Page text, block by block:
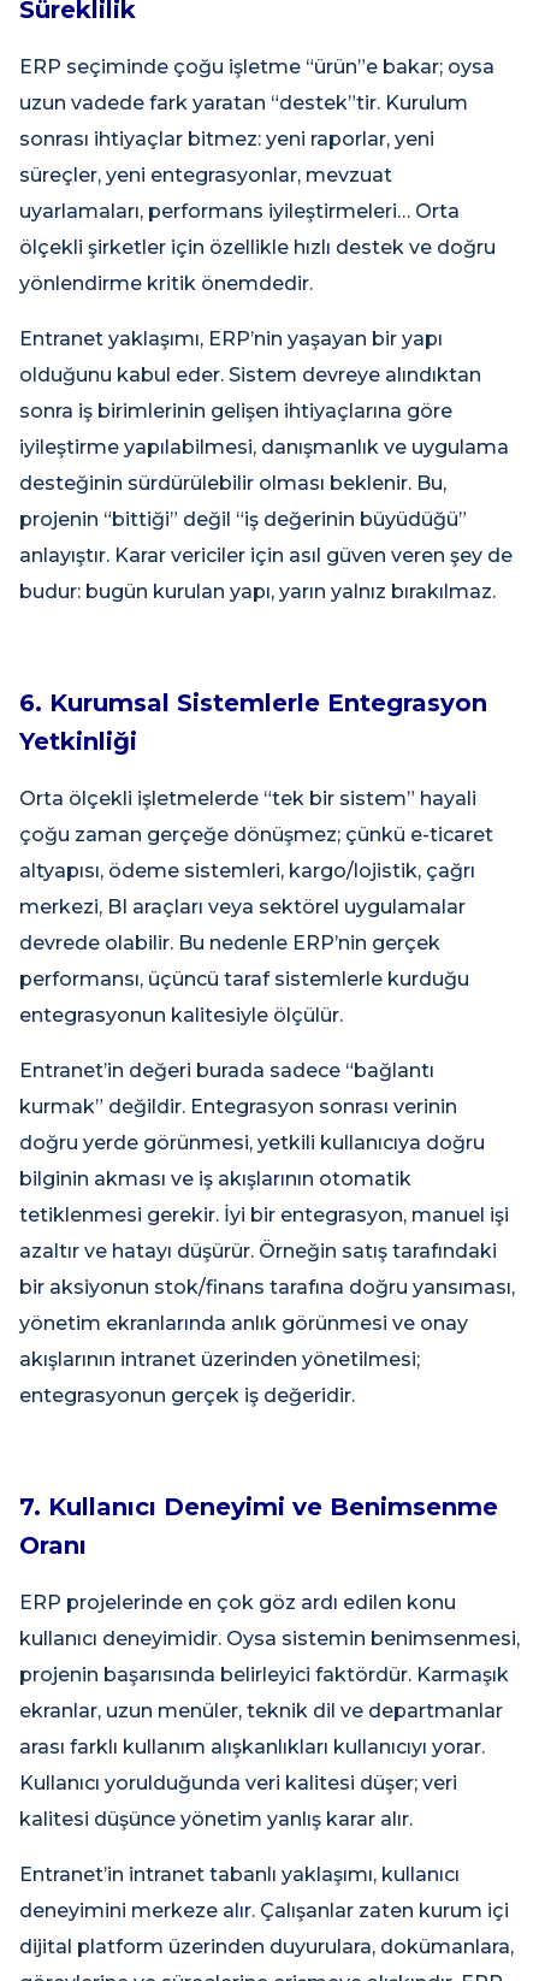
Süreklilik
ERP seçiminde çoğu işletme “ürün”e bakar; oysa
uzun vadede fark yaratan “destek”tir. Kurulum
sonrası ihtiyaçlar bitmez: yeni raporlar, yeni
süreçler, yeni entegrasyonlar, mevzuat
uyarlamaları, performans iyileştirmeleri… Orta
ölçekli şirketler için özellikle hızlı destek ve doğru
yönlendirme kritik önemdedir.
Entranet yaklaşımı, ERP’nin yaşayan bir yapı
olduğunu kabul eder. Sistem devreye alındıktan
sonra iş birimlerinin gelişen ihtiyaçlarına göre
iyileştirme yapılabilmesi, danışmanlık ve uygulama
desteğinin sürdürülebilir olması beklenir. Bu,
projenin “bittiği” değil “iş değerinin büyüdüğü”
anlayıştır. Karar vericiler için asıl güven veren şey de
budur: bugün kurulan yapı, yarın yalnız bırakılmaz.
6. Kurumsal Sistemlerle Entegrasyon
Yetkinliği
Orta ölçekli işletmelerde “tek bir sistem” hayali
çoğu zaman gerçeğe dönüşmez; çünkü e-ticaret
altyapısı, ödeme sistemleri, kargo/lojistik, çağrı
merkezi, BI araçları veya sektörel uygulamalar
devrede olabilir. Bu nedenle ERP’nin gerçek
performansı, üçüncü taraf sistemlerle kurduğu
entegrasyonun kalitesiyle ölçülür.
Entranet’in değeri burada sadece “bağlantı
kurmak” değildir. Entegrasyon sonrası verinin
doğru yerde görünmesi, yetkili kullanıcıya doğru
bilginin akması ve iş akışlarının otomatik
tetiklenmesi gerekir. İyi bir entegrasyon, manuel işi
azaltır ve hatayı düşürür. Örneğin satış tarafındaki
bir aksiyonun stok/finans tarafına doğru yansıması,
yönetim ekranlarında anlık görünmesi ve onay
akışlarının intranet üzerinden yönetilmesi;
entegrasyonun gerçek iş değeridir.
7. Kullanıcı Deneyimi ve Benimsenme
Oranı
ERP projelerinde en çok göz ardı edilen konu
kullanıcı deneyimidir. Oysa sistemin benimsenmesi,
projenin başarısında belirleyici faktördür. Karmaşık
ekranlar, uzun menüler, teknik dil ve departmanlar
arası farklı kullanım alışkanlıkları kullanıcıyı yorar.
Kullanıcı yorulduğunda veri kalitesi düşer; veri
kalitesi düşünce yönetim yanlış karar alır.
Entranet’in intranet tabanlı yaklaşımı, kullanıcı
deneyimini merkeze alır. Çalışanlar zaten kurum içi
dijital platform üzerinden duyurulara, dokümanlara,